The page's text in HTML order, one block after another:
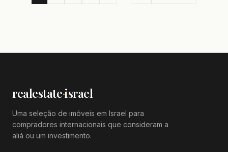
realestate·israel
Uma seleção de imóveis em Israel para
compradores internacionais que consideram a
aliá ou um investimento.